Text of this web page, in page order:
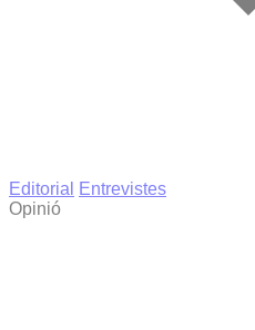
Editorial
Entrevistes
Opinió